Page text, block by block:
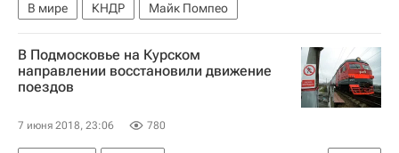
В мире КНДР Майк Помпео
В Подмосковье на Курском
направлении восстановили движение
поездов
7 июня 2018, 23:06 780